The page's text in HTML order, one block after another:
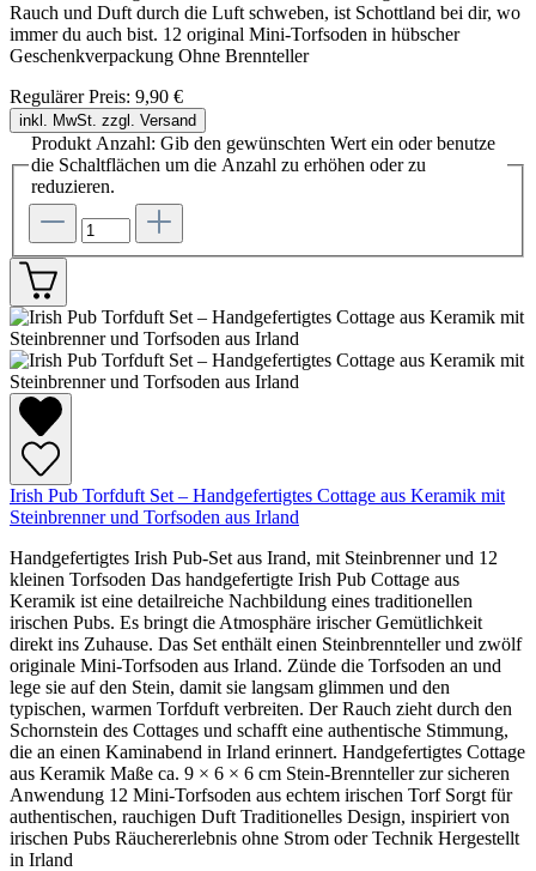
Rauch und Duft durch die Luft schweben, ist Schottland bei dir, wo
immer du auch bist. 12 original Mini-Torfsoden in hübscher
Geschenkverpackung Ohne Brennteller
Regulärer Preis: 9,90 €
inkl. MwSt. zzgl. Versand
Produkt Anzahl: Gib den gewünschten Wert ein oder benutze
die Schaltflächen um die Anzahl zu erhöhen oder zu
reduzieren.
Irish Pub Torfduft Set – Handgefertigtes Cottage aus Keramik mit
Steinbrenner und Torfsoden aus Irland
Handgefertigtes Irish Pub-Set aus Irand, mit Steinbrenner und 12
kleinen Torfsoden Das handgefertigte Irish Pub Cottage aus
Keramik ist eine detailreiche Nachbildung eines traditionellen
irischen Pubs. Es bringt die Atmosphäre irischer Gemütlichkeit
direkt ins Zuhause. Das Set enthält einen Steinbrennteller und zwölf
originale Mini-Torfsoden aus Irland. Zünde die Torfsoden an und
lege sie auf den Stein, damit sie langsam glimmen und den
typischen, warmen Torfduft verbreiten. Der Rauch zieht durch den
Schornstein des Cottages und schafft eine authentische Stimmung,
die an einen Kaminabend in Irland erinnert. Handgefertigtes Cottage
aus Keramik Maße ca. 9 × 6 × 6 cm Stein-Brennteller zur sicheren
Anwendung 12 Mini-Torfsoden aus echtem irischen Torf Sorgt für
authentischen, rauchigen Duft Traditionelles Design, inspiriert von
irischen Pubs Räuchererlebnis ohne Strom oder Technik Hergestellt
in Irland